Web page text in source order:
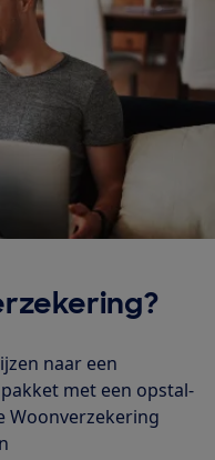
naar een
met een opstal-
Woonverzekering